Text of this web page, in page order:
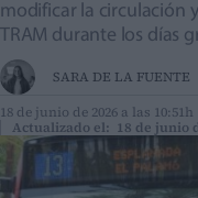
modificar la circulación
TRAM durante los días
SARA DE LA FUENTE
18 de junio de 2026 a las 10:51h
Actualizado el: 18 de junio